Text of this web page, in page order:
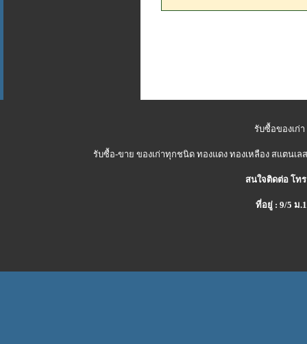
รับซื้อของเก่
รับซื้อ-ขาย ของเก่าทุกชนิด ทองแดง ทองเหลือง สแตนเ
สนใจติดต่อ โทร
ที่อยู่ : 9/5 ม